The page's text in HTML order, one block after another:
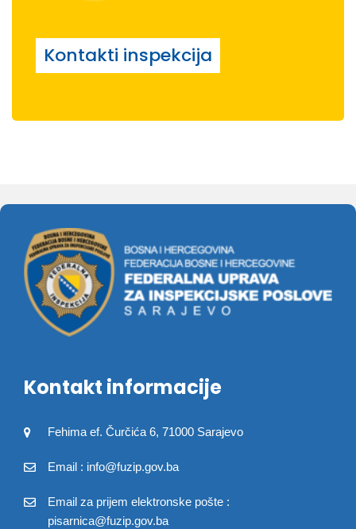
Kontakti inspekcija
Kontakt informacije
Fehima ef. Čurčića 6, 71000 Sarajevo
Email : info@fuzip.gov.ba
Email za prijem elektronske pošte :
pisarnica@fuzip.gov.ba